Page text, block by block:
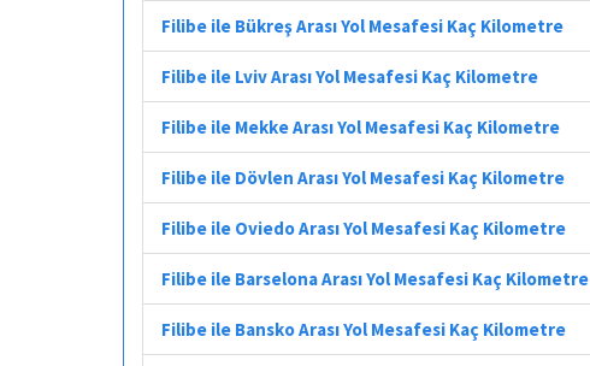
Filibe ile Bükreş Arası Yol Mesafesi Kaç Kilometre
Filibe ile Lviv Arası Yol Mesafesi Kaç Kilometre
Filibe ile Mekke Arası Yol Mesafesi Kaç Kilometre
Filibe ile Dövlen Arası Yol Mesafesi Kaç Kilometre
Filibe ile Oviedo Arası Yol Mesafesi Kaç Kilometre
Filibe ile Barselona Arası Yol Mesafesi Kaç Kilometre
Filibe ile Bansko Arası Yol Mesafesi Kaç Kilometre